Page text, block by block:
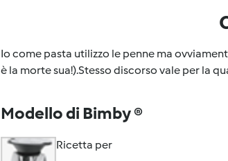
Io come pasta utilizzo le penne ma
è la morte sua!).Stesso discorso vale per la
Modello di Bimby ®
Ricetta per